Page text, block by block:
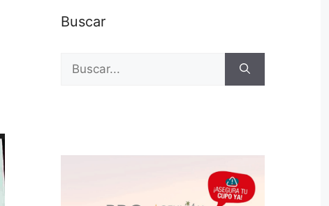
Buscar
Buscar: